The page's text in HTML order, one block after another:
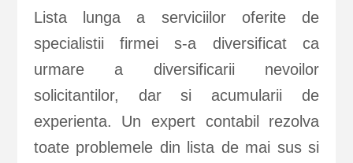
Lista lunga a serviciilor oferite de
specialistii firmei s-a diversificat ca
urmare a diversificarii nevoilor
solicitantilor, dar si acumularii de
experienta. Un expert contabil rezolva
toate problemele din lista de mai sus si